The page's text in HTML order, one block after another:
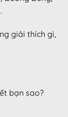
giải thích gì,
bạn sao?